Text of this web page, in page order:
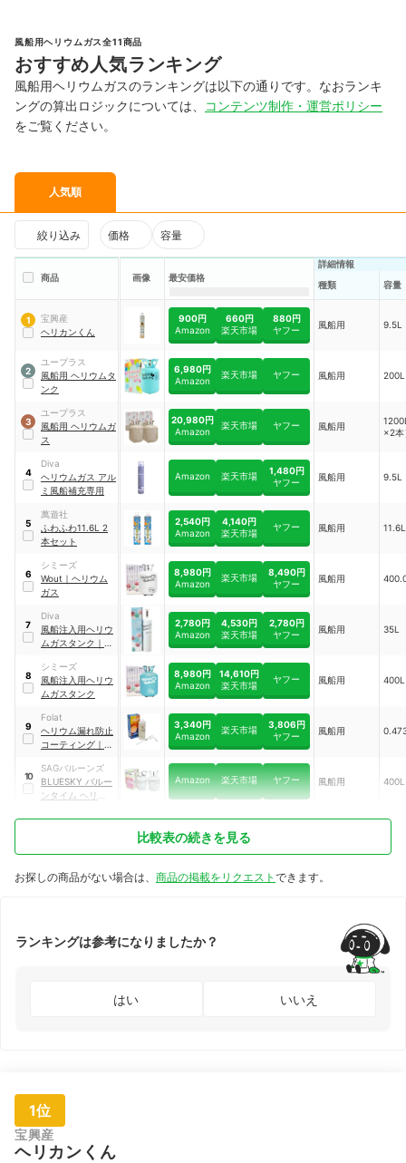
風船用ヘリウムガス全11商品
おすすめ人気ランキング
風船用ヘリウムガスのランキングは以下の通りです。なおランキ
ングの算出ロジックについては、
コンテンツ制作・運営ポリシー
をご覧ください。
人気順
絞り込み 価格 容量
商品 画像 最安価格
詳細情報
種類
容量
1
宝興産
ヘリカンくん
900円
Amazon
660円
楽天市場
880円
ヤフー
風船用 9.5L
2
ユープラス
風船用 ヘリウムタ
ンク
6,980円
Amazon
楽天市場 ヤフー 風船用 200L
3
ユープラス
風船用 ヘリウムガ
ス
20,980円
Amazon
楽天市場 ヤフー 風船用
×2本
4
Diva
ヘリウムガス アル
ミ風船補充専用
Amazon 楽天市場
1,480円
ヤフー
風船用 9.5L
5
萬遊社
ふわふわ11.6L 2
本セット
2,540円
Amazon
4,140円
楽天市場
ヤフー 風船用
6
シミーズ
Wout ｜ ヘリウム
ガス
8,980円
Amazon
楽天市場
8,490円
ヤフー
風船用
7
Diva
風船注入用ヘリウ
ムガスタンク ｜
2,780円
Amazon
4,530円
楽天市場
2,780円
ヤフー
風船用 35L
8
シミーズ
風船注入用ヘリウ
ムガスタンク
8,980円
Amazon
14,610円
楽天市場
ヤフー 風船用 400L
9
Folat
ヘリウム漏れ防止
コーティング ｜
3,340円
Amazon
楽天市場
3,806円
ヤフー
風船用
10
SAGバルーンズ
BLUESKY バルー
ンタイム ヘリウム
SAG07020
Amazon 楽天市場 ヤフー 風船用 400L
比較表の続きを見る
お探しの商品がない場合は、 商品の掲載をリクエスト できます。
ランキングは参考になりましたか？
はい いいえ
1位
宝興産
ヘリカンくん